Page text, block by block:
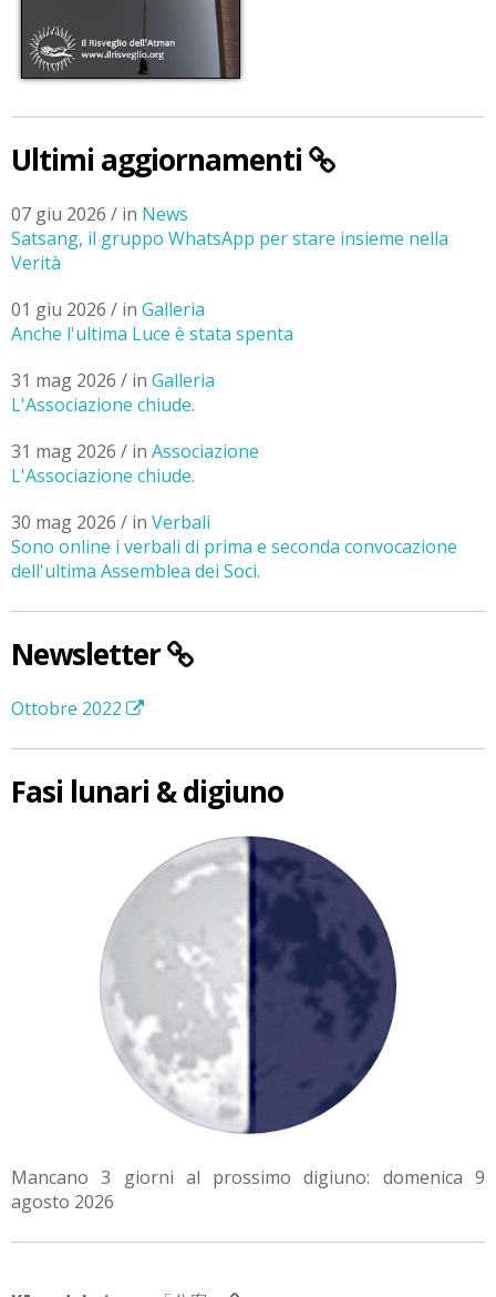
Ultimi aggiornamenti
07 giu 2026 / in News
Satsang, il gruppo WhatsApp per stare insieme nella
Verità
01 giu 2026 / in Galleria
Anche l'ultima Luce è stata spenta
31 mag 2026 / in Galleria
L'Associazione chiude.
31 mag 2026 / in Associazione
L'Associazione chiude.
30 mag 2026 / in Verbali
Sono online i verbali di prima e seconda convocazione
dell'ultima Assemblea dei Soci.
Newsletter
Ottobre 2022
Fasi lunari & digiuno
Mancano 3 giorni al prossimo digiuno: domenica 9
agosto 2026